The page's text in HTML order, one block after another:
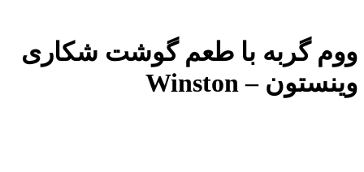
ووم گربه با طعم گوشت شکاری
وینستون – Winston